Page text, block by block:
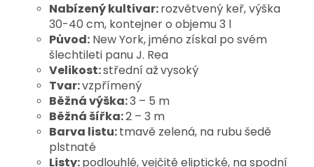
Nabízený kultivar:rozvětvený keř, výška
30-40 cm, kontejner o objemu 3 l
Původ: New York, jméno získal po svém
šlechtileti panu J. Rea
Velikost:střední ažvysoký
Tvar:vzpřímený
Běžná výška:3 – 5 m
Běžná šířka:2 – 3 m
Barva listu:tmavě zelená, na rubu šedě
plstnaté
Listy:podlouhlé, vejčitě eliptické, na spodní